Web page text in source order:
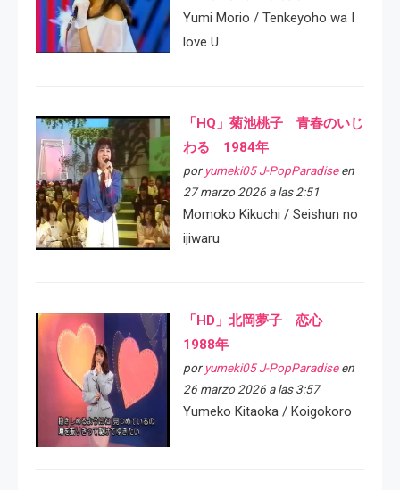
Yumi Morio / Tenkeyoho wa I
love U
「HQ」菊池桃子 青春のいじ
わる 1984年
por yumeki05 J-PopParadiseen
27 marzo 2026 a las 2:51
Momoko Kikuchi / Seishun no
ijiwaru
「HD」北岡夢子 恋心
1988年
por yumeki05 J-PopParadiseen
26 marzo 2026 a las 3:57
Yumeko Kitaoka / Koigokoro